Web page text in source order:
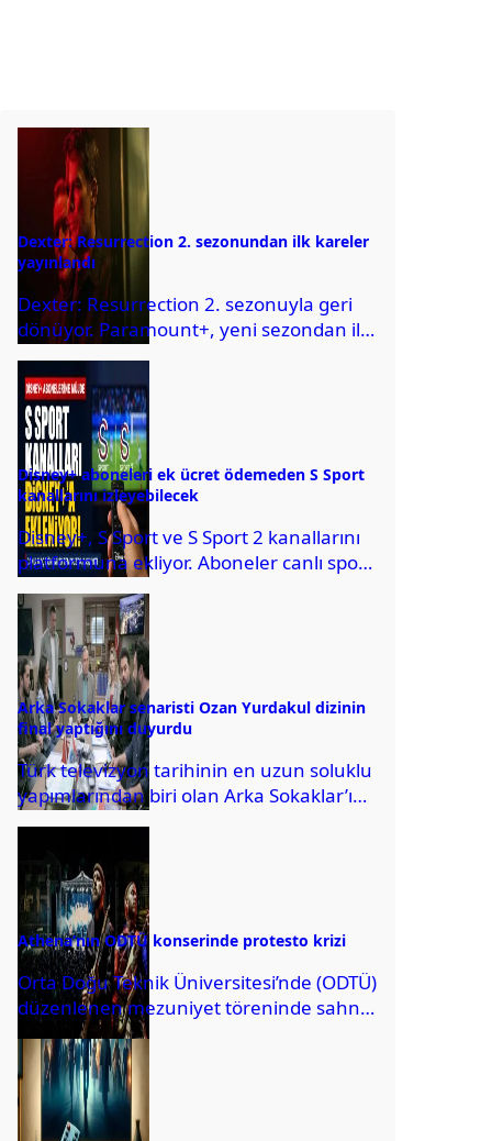
Dexter: Resurrection 2. sezonundan ilk kareler
yayınlandı
Dexter: Resurrection 2. sezonuyla geri
dönüyor. Paramount+, yeni sezondan ilk
görselleri paylaştı ve oyuncu kadrosunu
açıkladı.
Disney+ aboneleri ek ücret ödemeden S Sport
kanallarını izleyebilecek
Disney+, S Sport ve S Sport 2 kanallarını
platformuna ekliyor. Aboneler canlı spor
yayınlarını ek ücret ödemeden
izleyebilecek.
Arka Sokaklar senaristi Ozan Yurdakul dizinin
final yaptığını duyurdu
Türk televizyon tarihinin en uzun soluklu
yapımlarından biri olan Arka Sokaklar’ın
senaristi Ozan Yurdakul, 20 sezon
Athena’nın ODTÜ konserinde protesto krizi
Orta Doğu Teknik Üniversitesi’nde (ODTÜ)
düzenlenen mezuniyet töreninde sahne
alan müzik grubu Athena, rektörle
çektirdiği fotoğraflar sebebiyle
öğrencilerin...